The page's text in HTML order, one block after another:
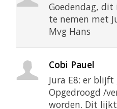
Goedendag,
te nemen met
Mvg Hans
Cobi Pauel
Jura E8: er
Opgedroogd /
worden. Dit